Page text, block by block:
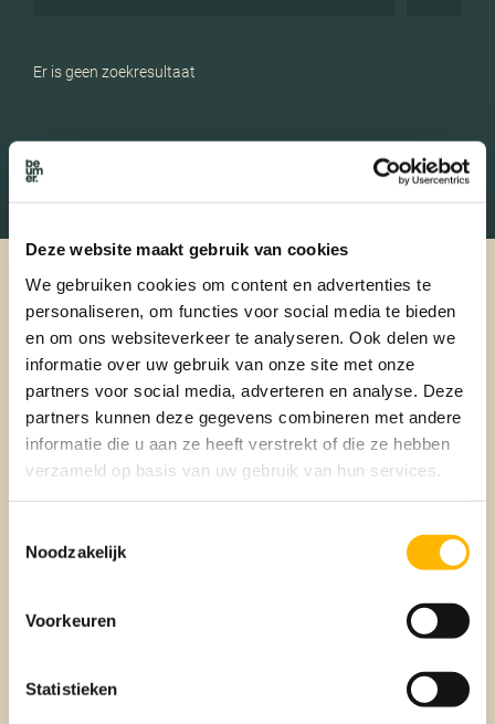
Deze website maakt gebruik van cookies
We gebruiken cookies om content en advertenties te
personaliseren, om functies voor social media te bieden
en om ons websiteverkeer te analyseren. Ook delen we
informatie over uw gebruik van onze site met onze
partners voor social media, adverteren en analyse. Deze
partners kunnen deze gegevens combineren met andere
informatie die u aan ze heeft verstrekt of die ze hebben
verzameld op basis van uw gebruik van hun services.
Noodzakelijk
Voorkeuren
Statistieken
Er is geen zoekresultaat